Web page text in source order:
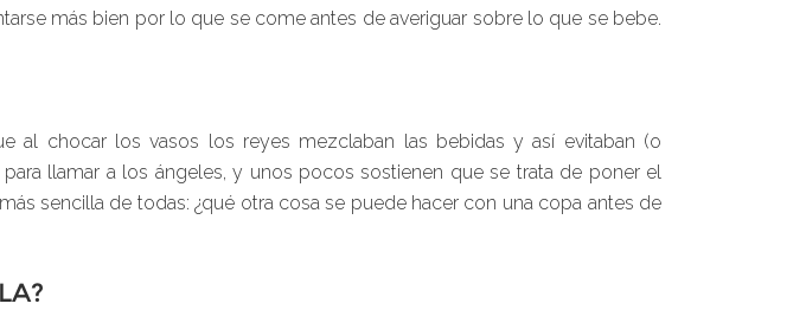
más bien por lo que se come antes de averiguar sobre lo que se bebe.
al chocar los vasos los reyes mezclaban las bebidas y así evitaban (o
llamar a los ángeles, y unos pocos sostienen que se trata de poner el
sencilla de todas: ¿qué otra cosa se puede hacer con una copa antes de